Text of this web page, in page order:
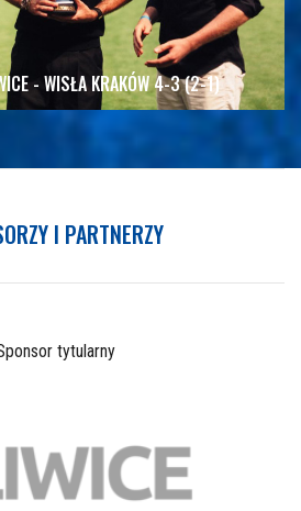
- WISŁA KRAKÓW 4-3 (2-1)
I PARTNERZY
tytularny